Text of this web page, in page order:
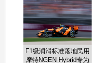
F1级润滑标准落地民用
摩特NGEN Hybrid专为